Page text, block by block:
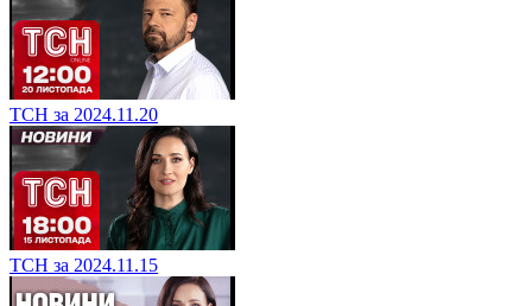
ТСН за 2024.11.20
ТСН за 2024.11.15